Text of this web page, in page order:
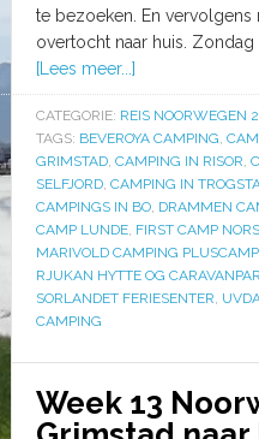
te bezoeken. En
overtocht naar huis. Zondag
[Lees meer...]
CATEGORIE: REIS NOORWEGEN
TAGS: BEVEROYA CAMPING,
GRIMSTAD, CAMPING IN RISOR,
SELFJORD, CAMPING IN
CAMPINGS IN BO, DRAMMEN
CAMP LUNDE, FIRST CAMP
MARIVOLD CAMPING PLUSCAMP,
RJUKAN HYTTE OG
SORLANDET FERIESENTER,
CAMPING
Week 13